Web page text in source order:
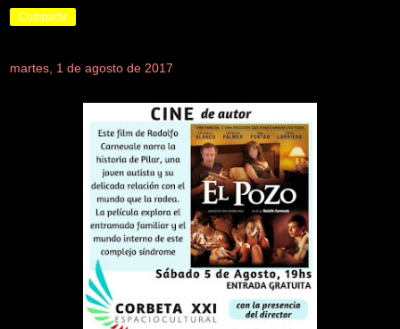
Compartir
martes, 1 de agosto de 2017